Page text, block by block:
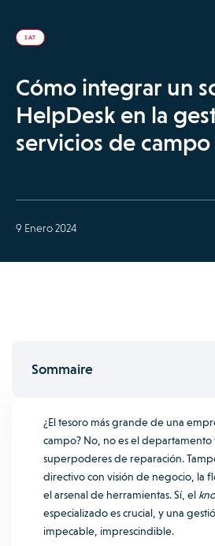
SAT
Cómo integrar un
HelpDesk en la
servicios de campo
9 Enero 2024
Sommaire
¿El tesoro más grande de una
campo? No, no es el departamento
superpoderes de reparación.
directivo con visión de negocio, la
el arsenal de herramientas. Sí, el
especializado es crucial, y una
impecable, imprescindible.